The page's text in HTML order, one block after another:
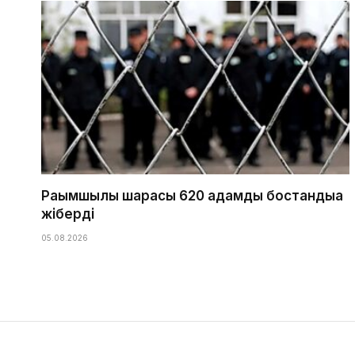
Рақымшылық шарасы 620 адамды бостандыққа
жіберді
05.08.2026